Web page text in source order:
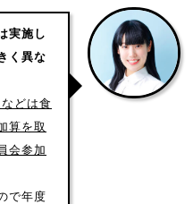
実施し
く異な
どは食
算を取
会参加
で年度